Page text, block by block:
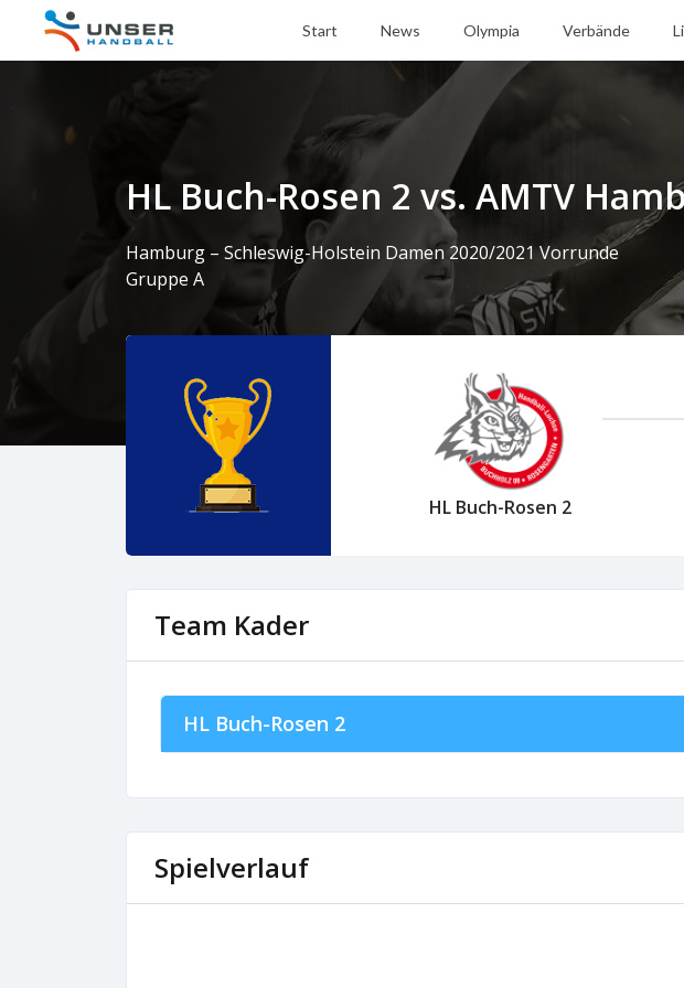
Start News Olympia Verbände
HL Buch-Rosen 2 vs. AMTV
Hamburg – Schleswig-Holstein Damen 2020/2021 Vorrunde
Gruppe A
HL Buch-Rosen 2
Team Kader
HL Buch-Rosen 2
Spielverlauf